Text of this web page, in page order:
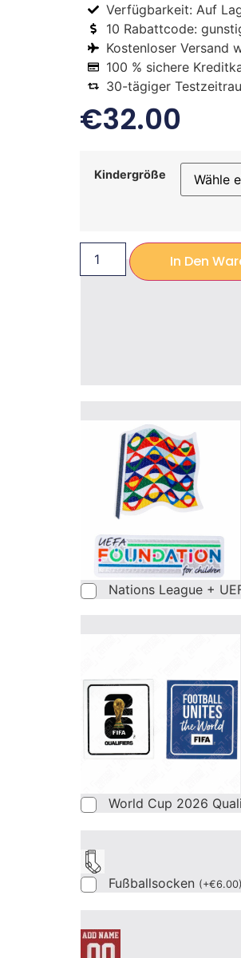
Verfügbarkeit: Auf
10 Rabattcode:
Kostenloser Versand
100 % sichere
30-tägiger
€32.00
Kindergröße
In Den
Nations League +
World Cup 2026
Fußballsocken (+€6.00)